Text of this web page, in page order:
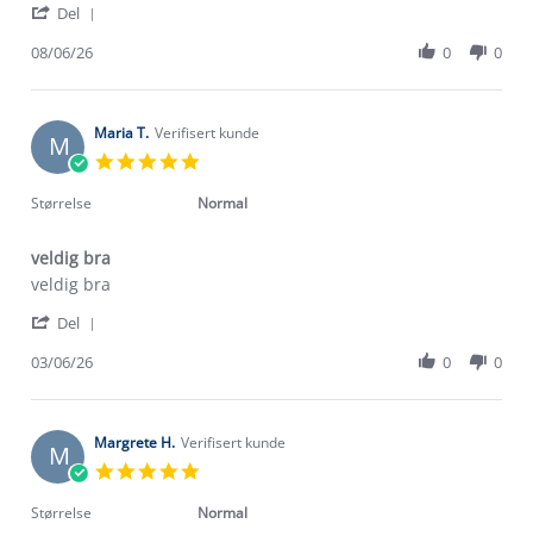
K.
8
2026
turshorts
dame
Del
Liv
on
8
Jun
08/06/26 0 0
M Maria T. Verifisert kunde
rating
Størrelse Normal
veldig bra
Review
Maria
on
Jun
review
veldig
veldig bra
Del
Maria
on
3
Jun
03/06/26 0 0
M Margrete H. Verifisert kunde
rating
Størrelse Normal